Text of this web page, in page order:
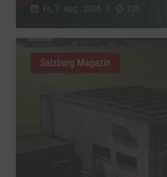
Fr., 7. Aug.. 2026 // 239
Salzburg Magazin